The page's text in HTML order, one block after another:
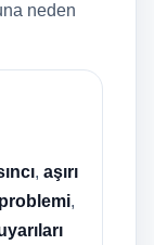
neden
, aşırı
,